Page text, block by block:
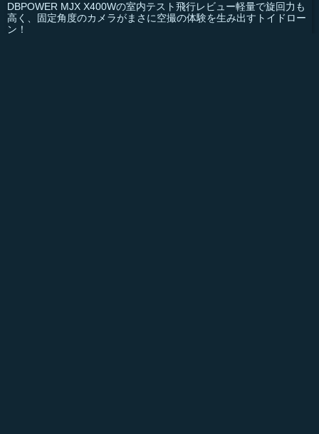
DBPOWER MJX X400Wの室内テスト飛行レビュー軽量で旋回力も
高く、固定角度のカメラがまさに空撮の体験を生み出すトイドロー
ン！